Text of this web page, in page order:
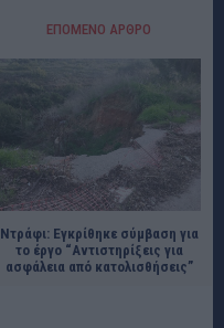
ΕΠΌΜΕΝΟ ΆΡΘΡΟ
Ντράφι: Εγκρίθηκε σύμβαση για
το έργο “Αντιστηρίξεις για
ασφάλεια από κατολισθήσεις”